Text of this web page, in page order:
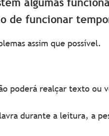
algumas
de funcionar
assim que possível.
poderá realçar texto ou
durante a leitura, a